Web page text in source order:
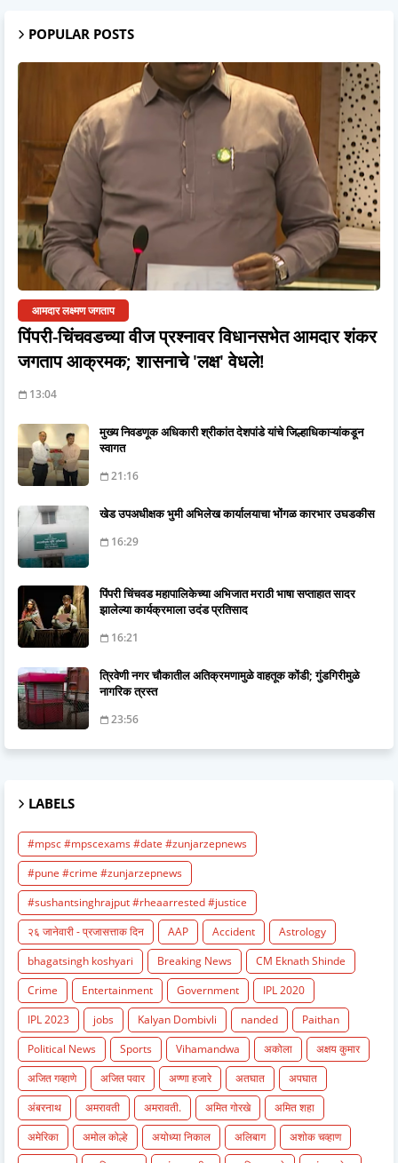
POPULAR POSTS
आमदार लक्ष्मण जगताप
पिंपरी-चिंचवडच्या वीज प्रश्नावर विधानसभेत आमदार शंकर
जगताप आक्रमक; शासनाचे 'लक्ष' वेधले!
13:04
मुख्य निवडणूक अधिकारी श्रीकांत देशपांडे यांचे जिल्हाधिकाऱ्यांकडून
स्वागत
21:16
खेड उपअधीक्षक भुमी अभिलेख कार्यालयाचा भोंगळ कारभार उघडकीस
16:29
पिंपरी चिंचवड महापालिकेच्या अभिजात मराठी भाषा सप्ताहात सादर
झालेल्या कार्यक्रमाला उदंड प्रतिसाद
16:21
त्रिवेणी नगर चौकातील अतिक्रमणामुळे वाहतूक कोंडी; गुंडगिरीमुळे
नागरिक त्रस्त
23:56
LABELS
#mpsc #mpscexams #date #zunjarzepnews
#pune #crime #zunjarzepnews
#sushantsinghrajput #rheaarrested #justice
२६ जानेवारी - प्रजासत्ताक दिन
AAP Accident
Astrology
bhagatsingh koshyari
Breaking News
CM Eknath Shinde
Crime
Entertainment Government
IPL 2020
IPL 2023
jobs Kalyan Dombivli nanded
Paithan
Political News
Sports Vihamandwa अकोला
अक्षय कुमार
अजित गव्हाणे
अजित पवार अण्णा हजारे अतघात
अपघात
अंबरनाथ
अमरावती अमरावती. अमित गोरखे
अमित शहा
अमेरिका
अमोल कोल्हे अयोध्या निकाल अलिबाग
अशोक चव्हाण